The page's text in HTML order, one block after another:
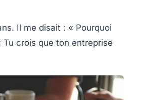
Il me disait : « Pourquoi
crois que ton entreprise